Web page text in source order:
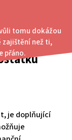
tomu dokážou
zajištění než ti,
přáno.
je doplňující